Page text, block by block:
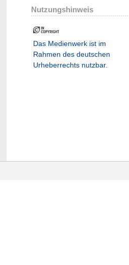
Nutzungshinweis
Das Medienwerk ist im
Rahmen des deutschen
Urheberrechts nutzbar.